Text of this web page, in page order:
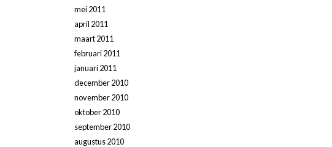
mei 2011
april 2011
maart 2011
februari 2011
januari 2011
december 2010
november 2010
oktober 2010
september 2010
augustus 2010